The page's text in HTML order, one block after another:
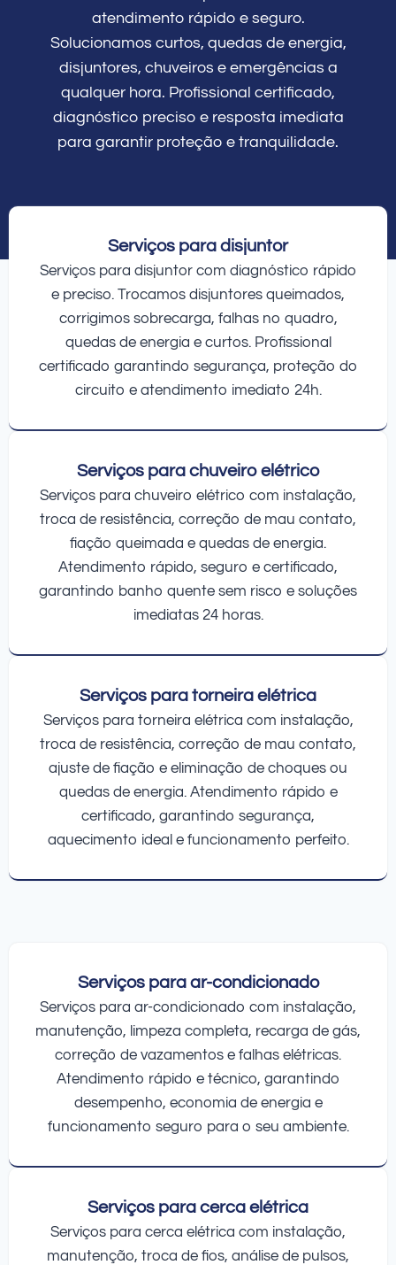
atendimento rápido e seguro.
Solucionamos curtos, quedas de energia,
disjuntores, chuveiros e emergências a
qualquer hora. Profissional certificado,
diagnóstico preciso e resposta imediata
para garantir proteção e tranquilidade.
Serviços para disjuntor
Serviços para disjuntor com diagnóstico rápido
e preciso. Trocamos disjuntores queimados,
corrigimos sobrecarga, falhas no quadro,
quedas de energia e curtos. Profissional
certificado garantindo segurança, proteção do
circuito e atendimento imediato 24h.
Serviços para chuveiro elétrico
Serviços para chuveiro elétrico com instalação,
troca de resistência, correção de mau contato,
fiação queimada e quedas de energia.
Atendimento rápido, seguro e certificado,
garantindo banho quente sem risco e soluções
imediatas 24 horas.
Serviços para torneira elétrica
Serviços para torneira elétrica com instalação,
troca de resistência, correção de mau contato,
ajuste de fiação e eliminação de choques ou
quedas de energia. Atendimento rápido e
certificado, garantindo segurança,
aquecimento ideal e funcionamento perfeito.
Serviços para ar-condicionado
Serviços para ar-condicionado com instalação,
manutenção, limpeza completa, recarga de gás,
correção de vazamentos e falhas elétricas.
Atendimento rápido e técnico, garantindo
desempenho, economia de energia e
funcionamento seguro para o seu ambiente.
Serviços para cerca elétrica
Serviços para cerca elétrica com instalação,
manutenção, troca de fios, análise de pulsos,